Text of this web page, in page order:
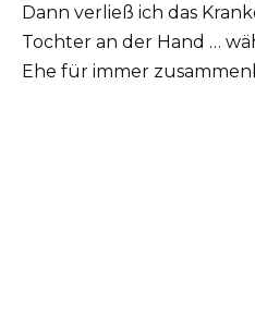
Dann verließ ich das
Tochter an der Hand …
Ehe für immer